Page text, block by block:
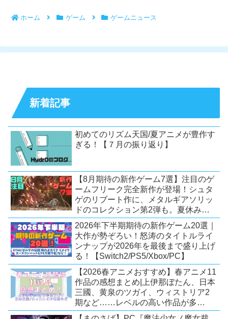
ホーム ゲーム ゲームニュース
新着記事
初めてのリズム天国/夏アニメが豊作す
ぎる！【７月の振り返り】
【8月期待の新作ゲーム7選】注目のゲ
ームフリーク完全新作が登場！シュタ
ゲのリブート作に、メタルギアソリッ
ドのコレクション第2弾も。夏休みを
盛り上げるタイトル大集合！
【Switch2/PS5/PC】
2026年下半期期待の新作ゲーム20選｜
大作が勢ぞろい！怒涛のタイトルライ
ンナップが2026年を最後まで盛り上げ
る！【Switch2/PS5/Xbox/PC】
【2026春アニメおすすめ】春アニメ11
作品の感想まとめ|上伊那ぼたん、日本
三國、黄泉のツガイ、ウィストリア2
期など……レベルの高い作品が多
い！？